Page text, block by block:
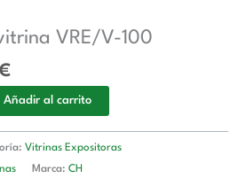
VRE/V-100
es:
87,00 €.
Añadir al carrito
Vitrinas Expositoras
Marca: CH